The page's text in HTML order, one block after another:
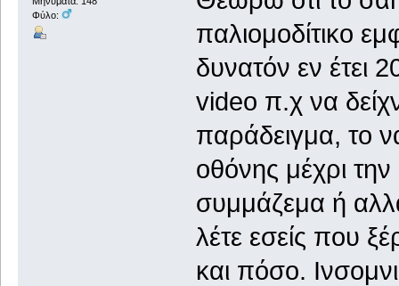
Φύλο:
παλιομοδίτικο
δυνατόν εν έτει
video π.χ να
παράδειγμα, το
οθόνης μέχρι την
συμμάζεμα ή
λέτε εσείς που
και πόσο.